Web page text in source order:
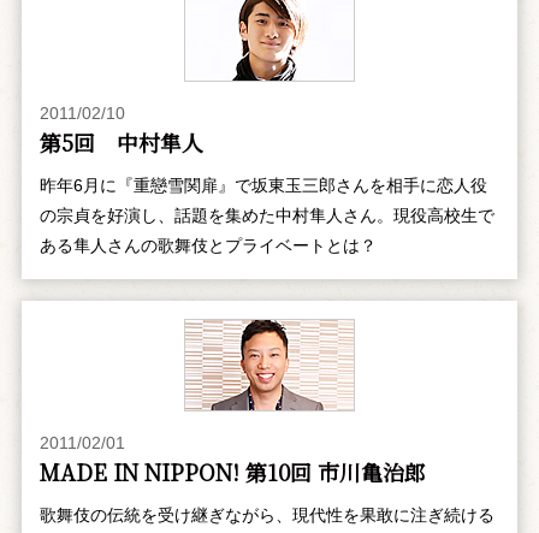
2011/02/10
第5回 中村隼人
昨年6月に『重戀雪関扉』で坂東玉三郎さんを相手に恋人役
の宗貞を好演し、話題を集めた中村隼人さん。現役高校生で
ある隼人さんの歌舞伎とプライベートとは？
2011/02/01
MADE IN NIPPON! 第10回 市川亀治郎
歌舞伎の伝統を受け継ぎながら、現代性を果敢に注ぎ続ける